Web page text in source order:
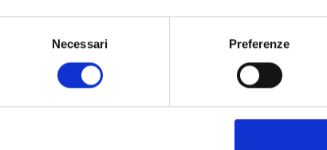
Necessari Preferenze